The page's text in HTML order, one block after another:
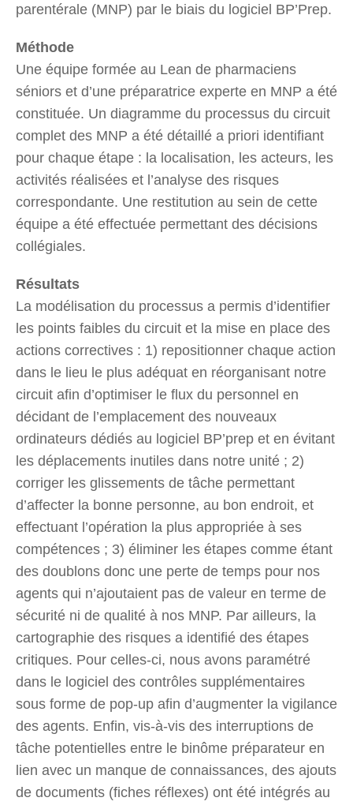
parentérale (MNP) par le biais du logiciel BP’Prep.
Méthode
Une équipe formée au Lean de pharmaciens
séniors et d’une préparatrice experte en MNP a été
constituée. Un diagramme du processus du circuit
complet des MNP a été détaillé a priori identifiant
pour chaque étape : la localisation, les acteurs, les
activités réalisées et l’analyse des risques
correspondante. Une restitution au sein de cette
équipe a été effectuée permettant des décisions
collégiales.
Résultats
La modélisation du processus a permis d’identifier
les points faibles du circuit et la mise en place des
actions correctives : 1) repositionner chaque action
dans le lieu le plus adéquat en réorganisant notre
circuit afin d’optimiser le flux du personnel en
décidant de l’emplacement des nouveaux
ordinateurs dédiés au logiciel BP’prep et en évitant
les déplacements inutiles dans notre unité ; 2)
corriger les glissements de tâche permettant
d’affecter la bonne personne, au bon endroit, et
effectuant l’opération la plus appropriée à ses
compétences ; 3) éliminer les étapes comme étant
des doublons donc une perte de temps pour nos
agents qui n’ajoutaient pas de valeur en terme de
sécurité ni de qualité à nos MNP. Par ailleurs, la
cartographie des risques a identifié des étapes
critiques. Pour celles-ci, nous avons paramétré
dans le logiciel des contrôles supplémentaires
sous forme de pop-up afin d’augmenter la vigilance
des agents. Enfin, vis-à-vis des interruptions de
tâche potentielles entre le binôme préparateur en
lien avec un manque de connaissances, des ajouts
de documents (fiches réflexes) ont été intégrés au